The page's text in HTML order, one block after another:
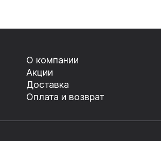
О компании
Акции
Доставка
Оплата и возврат